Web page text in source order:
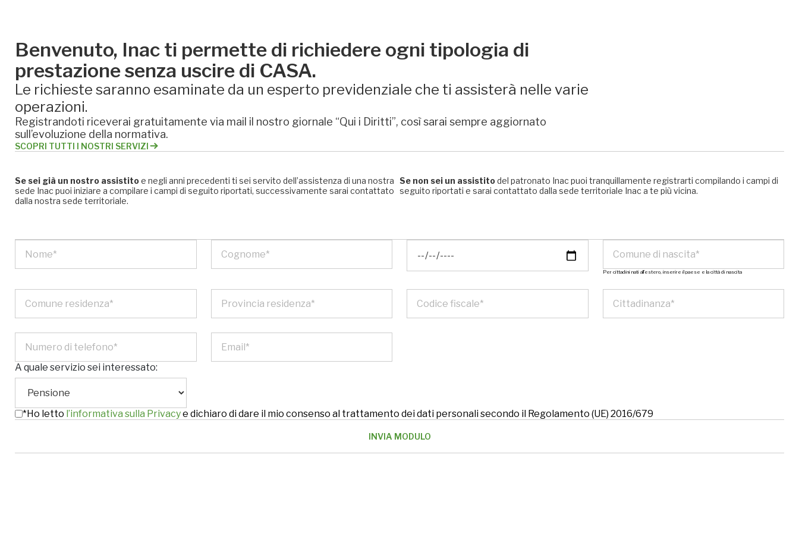
Benvenuto, Inac ti permette di richiedere ogni tipologia di
prestazione senza uscire di CASA.
Le richieste saranno esaminate da un esperto previdenziale che ti assisterà nelle varie
operazioni.
Registrandoti riceverai gratuitamente via mail il nostro giornale “Qui i Diritti”, così sarai sempre aggiornato
sull’evoluzione della normativa.
SCOPRI TUTTI I NOSTRI SERVIZI
Se sei già un nostro assistitoe negli anni precedenti ti sei servito dell’assistenza di una nostra
sede Inac puoi iniziare a compilare i campi di seguito riportati, successivamente sarai contattato
dalla nostra sede territoriale.
Se non sei un assistitodel patronato Inac puoi tranquillamente registrarti compilando i campi di
seguito riportati e sarai contattato dalla sede territoriale Inac a te più vicina.
Per cittadini nati all’estero, inserire il paese e la città di nascita
A quale servizio sei interessato:
*Ho letto l’informativa sulla Privacye dichiaro di dare il mio consenso al trattamento dei dati personali secondo il Regolamento (UE) 2016/679